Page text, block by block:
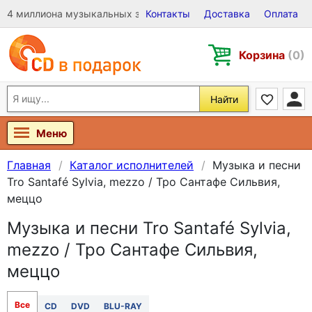
4 миллиона музыкальных записей на Виниле, CD и DVD
Контакты Доставка Оплата
Корзина (0)
Найти
Меню
Главная Каталог исполнителей
Музыка и песни
Tro Santafé Sylvia, mezzo / Тро Сантафе Сильвия,
меццо
Музыка и песни Tro Santafé Sylvia,
mezzo / Тро Сантафе Сильвия,
меццо
Все CD DVD BLU-RAY